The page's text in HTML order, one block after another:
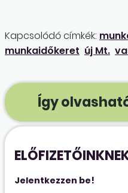
Kapcsolódó címkék:
munkaidőkeret új Mt.
Így
Jelentkezzen be!